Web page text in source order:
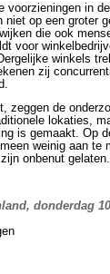
voorzieningen in
op een groter
die ook
voor
winkels
zij
zeggen de
lokaties,
is gemaakt. Op
weinig aan te
onbenut gelaten.
donderdag